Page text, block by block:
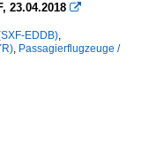
23.04.2018 
EDDB),
, Passagierflugzeuge /